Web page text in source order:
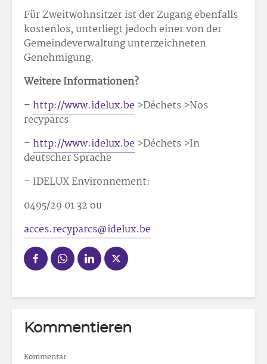
Für Zweitwohnsitzer ist der Zugang ebenfalls
kostenlos, unterliegt jedoch einer von der
Gemeindeverwaltung unterzeichneten
Genehmigung.
Weitere Informationen?
– http://www.idelux.be>Déchets >Nos
recyparcs
– http://www.idelux.be>Déchets >In
deutscher Sprache
– IDELUX Environnement:
0495/29 01 32 ou
acces.recyparcs@idelux.be
Kommentieren
Kommentar